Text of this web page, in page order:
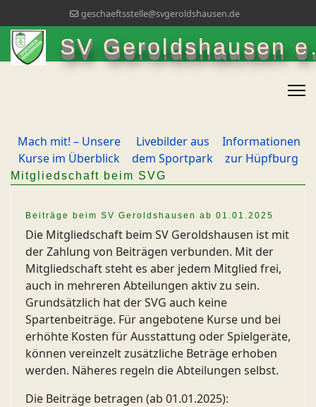
geschaeftsstelle@svgeroldshausen.de
SV Geroldshausen
Mach mit! – Unsere
Kurse im Überblick
Livebilder aus
dem Sportpark
Informationen
zur Hüpfburg
Mitgliedschaft beim SVG
Beiträge beim SV Geroldshausen ab 01.01.2025
Die Mitgliedschaft beim SV Geroldshausen ist mit
der Zahlung von Beiträgen verbunden. Mit der
Mitgliedschaft steht es aber jedem Mitglied frei,
auch in mehreren Abteilungen aktiv zu sein.
Grundsätzlich hat der SVG auch keine
Spartenbeiträge. Für angebotene Kurse und bei
erhöhte Kosten für Ausstattung oder Spielgeräte,
können vereinzelt zusätzliche Beträge erhoben
werden. Näheres regeln die Abteilungen selbst.
Die Beiträge betragen (ab 01.01.2025):